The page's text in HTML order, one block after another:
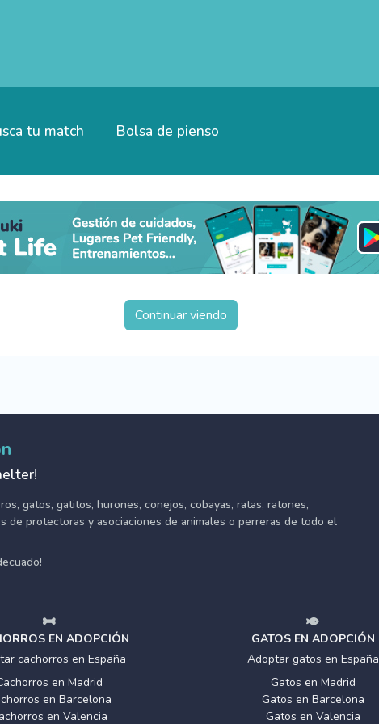
tu match Bolsa de pienso
Continuar viendo
gatos, gatitos, hurones, conejos, cobayas, ratas, ratones,
de protectoras y asociaciones de animales o perreras de todo el
EN ADOPCIÓN
cachorros en España
en Madrid
en Barcelona
en Valencia
GATOS EN ADOPCIÓN
Adoptar gatos en España
Gatos en Madrid
Gatos en Barcelona
Gatos en Valencia